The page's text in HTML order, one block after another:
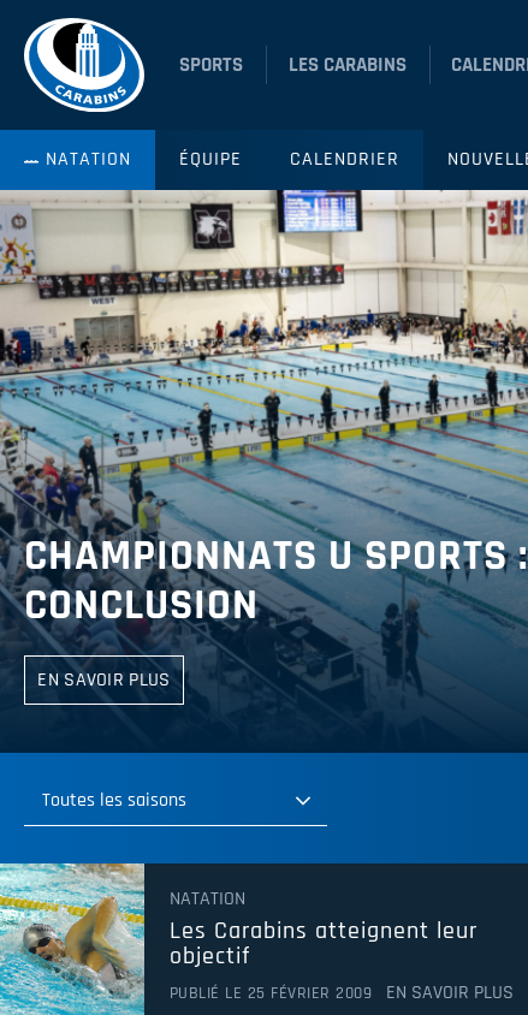
SPORTS LES CARABINS
NATATION ÉQUIPE CALENDRIER
CHAMPIONNATS U SPORTS
CONCLUSION
EN SAVOIR PLUS
Toutes les saisons
2026-2027
2025-2026
2024-2025
NATATION
Les Carabins atteignent leur
objectif
PUBLIÉ LE 25 FÉVRIER 2009 EN SAVOIR PLUS